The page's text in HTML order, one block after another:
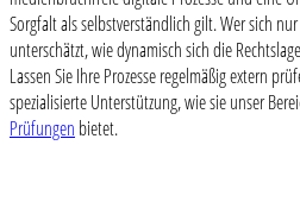
Sorgfalt als selbstverständlich gilt. Wer sich
unterschätzt, wie dynamisch sich die
Lassen Sie Ihre Prozesse regelmäßig extern
spezialisierte Unterstützung, wie sie unser
Prüfungen bietet.